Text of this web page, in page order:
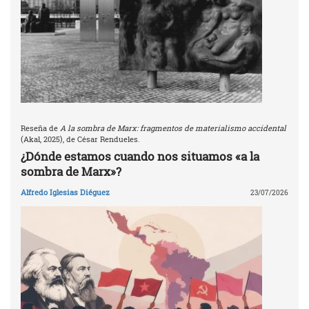
Reseña de A la sombra de Marx: fragmentos de materialismo accidental
(Akal, 2025), de César Rendueles.
¿Dónde estamos cuando nos situamos «a la
sombra de Marx»?
Alfredo Iglesias Diéguez 23/07/2026